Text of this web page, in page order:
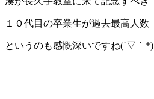
１０代目の卒業生が過去最高人数
というのも感慨深いですね(´▽｀*)